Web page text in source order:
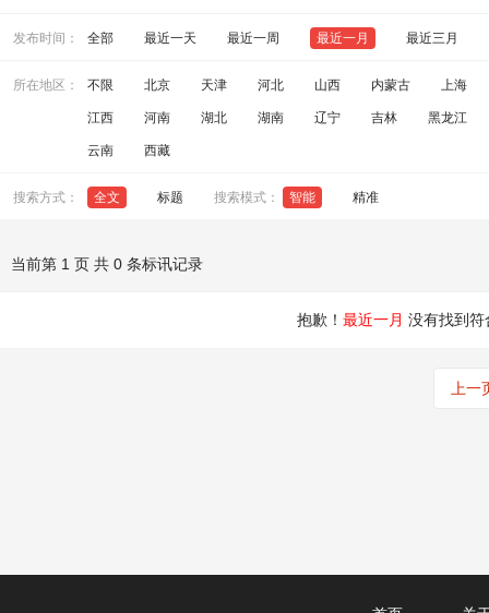
发布时间： 全部 最近一天 最近一周 最近一月 最近三月
所在地区： 不限 北京 天津 河北 山西 内蒙古 上海
江西 河南 湖北 湖南 辽宁 吉林 黑龙江
云南 西藏
搜索方式： 全文 标题 搜索模式： 智能 精准
当前第 1 页 共 0 条标讯记录
抱歉！ 最近一月 没有找到符
上一